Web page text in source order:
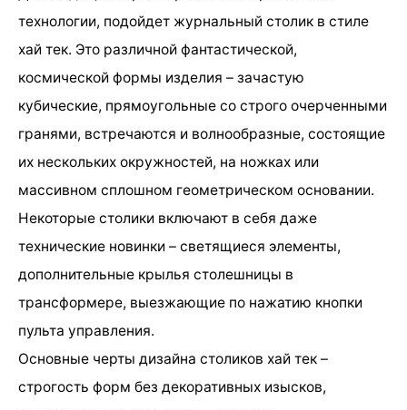
технологии, подойдет журнальный столик в стиле
хай тек. Это различной фантастической,
космической формы изделия – зачастую
кубические, прямоугольные со строго очерченными
гранями, встречаются и волнообразные, состоящие
их нескольких окружностей, на ножках или
массивном сплошном геометрическом основании.
Некоторые столики включают в себя даже
технические новинки – светящиеся элементы,
дополнительные крылья столешницы в
трансформере, выезжающие по нажатию кнопки
пульта управления.
Основные черты дизайна столиков хай тек –
строгость форм без декоративных изысков,